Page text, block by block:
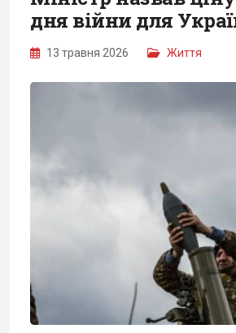
дня війни для
13 травня 2026 Життя